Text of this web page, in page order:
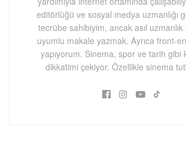
editörlüğü ve sosyal medya uzmanlığı
tecrübe sahibiyim, ancak asıl uzmanlık
uyumlu makale yazmak. Ayrıca front-
yapıyorum. Sinema, spor ve tarih gibi
dikkatimi çekiyor. Özellikle sinema